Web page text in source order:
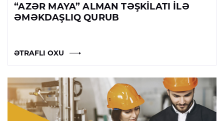
“AZƏR MAYA” ALMAN TƏŞKILATI ILƏ
ƏMƏKDAŞLIQ QURUB
ƏTRAFLI OXU